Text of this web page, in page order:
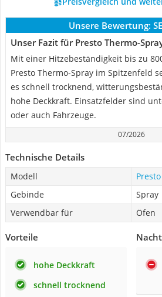
Unsere Bewertung:
Unser Fazit für Presto Thermo-
Mit einer Hitzebeständigkeit bis zu
Presto Thermo-Spray im Spitzenfeld
es schnell trocknend,
hohe Deckkraft. Einsatzfelder sind
oder auch Fahrzeuge.
07/2026
Technische Details
Modell
Gebinde
Spray
Verwendbar für
Öfen
Vorteile
hohe Deckkraft
schnell trocknend